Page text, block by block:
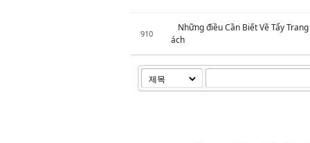
910
Những điều Cần Biết Về Tẩy
ách